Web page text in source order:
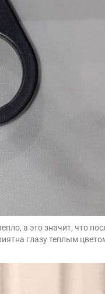
а это значит, что
глазу теплым